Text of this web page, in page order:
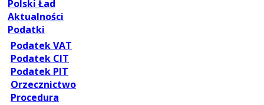
Polski Ład
Aktualności
Podatki
Podatek VAT
Podatek CIT
Podatek PIT
Orzecznictwo
Procedura